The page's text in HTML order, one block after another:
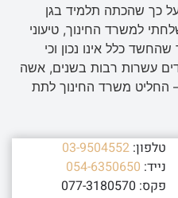
כך שהכתה תלמיד בגן
למשרד החינוך, טיעוני
כלל אינו נכון וכי
עשרות רבות בשנים, אשה
– החליט משרד החינוך לתת
טלפון: 03-9504552
נייד: 054-6350650
פקס: 077-3180570